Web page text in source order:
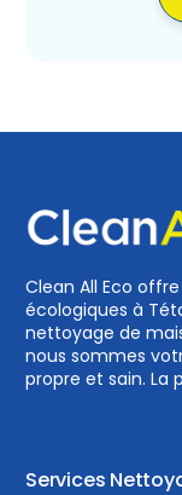
Clean All Eco
écologiques à
nettoyage de
nous sommes
propre et sain. La
Services